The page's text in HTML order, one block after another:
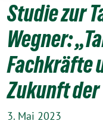
Studie zur
Wegner:
Fachkräfte
Zukunft
3. Mai 2023